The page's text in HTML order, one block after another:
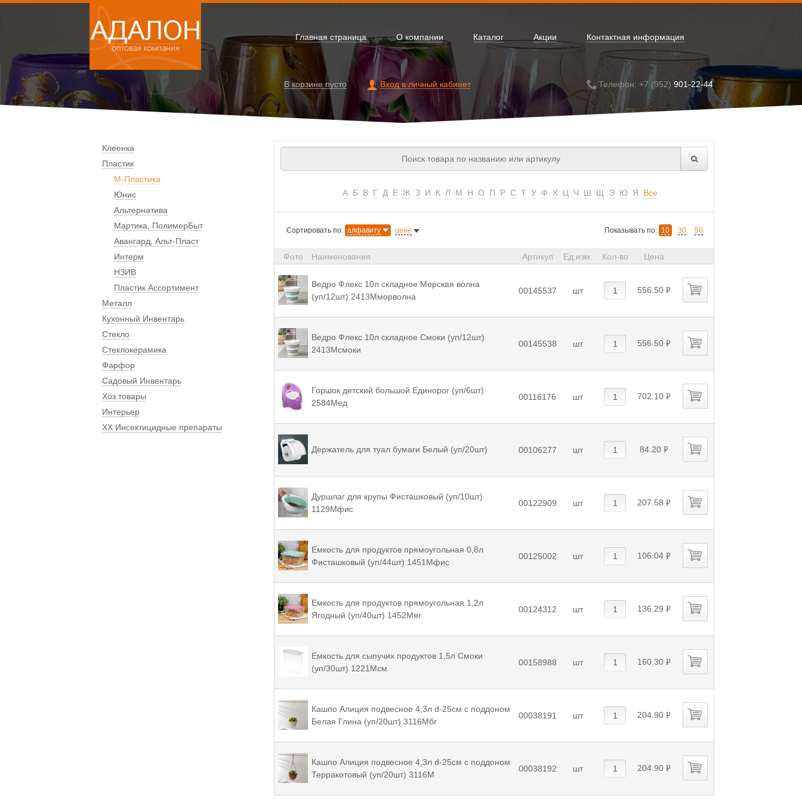
Главная страница О компании Каталог Акции Контактная информация
В корзине пусто Вход в личный кабинет Телефон: +7 (952) 901-22-44
Клеенка
Пластик
М-Пластика
Юнис
Альтернатива
Мартика, ПолимерБыт
Авангард, Альт-Пласт
Интерм
НЗИВ
Пластик Ассортимент
Металл
Кухонный Инвентарь
Стекло
Стеклокерамика
Фарфор
Садовый Инвентарь
Хоз.товары
Интерьер
ХХ Инсектицидные препараты
А Б В Г Д Е Ж З И К Л М Н О П Р С Т У Ф Х Ц Ч Ш Щ Э Ю Я Все
Сортировать по: алфавиту цене Показывать по: 10 30 50
Фото Наименования Артикул Ед.изм. Кол-во Цена
Ведро Флекс 10л складное Морская волна
(уп/12шт) 2413Mморволна
00145537 шт 556.50 P
Ведро Флекс 10л складное Смоки (уп/12шт)
2413Mсмоки
00145538 шт 556.50 P
Горшок детский большой Единорог (уп/6шт)
2584Мед
00116176 шт 702.10 P
Держатель для туал бумаги Белый (уп/20шт) 00106277 шт 84.20 P
Дуршлаг для крупы Фисташковый (уп/10шт)
1129Mфис
00122909 шт 207.58 P
Емкость для продуктов прямоугольная 0,8л
Фисташковый (уп/44шт) 1451Mфис
00125002 шт 106.04 P
Емкость для продуктов прямоугольная 1,2л
Ягодный (уп/40шт) 1452Mяг
00124312 шт 136.29 P
Емкость для сыпучих продуктов 1,5л Смоки
(уп/30шт) 1221Mсм
00158988 шт 160.30 P
Кашпо Алиция подвесное 4,3л d-25см с поддоном
Белая Глина (уп/20шт) 3116Mбг
00038191 шт 204.90 P
Кашпо Алиция подвесное 4,3л d-25см с поддоном
Терракотовый (уп/20шт) 3116M
00038192 шт 204.90 P